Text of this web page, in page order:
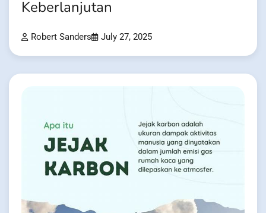
Keberlanjutan
Robert Sanders July 27, 2025